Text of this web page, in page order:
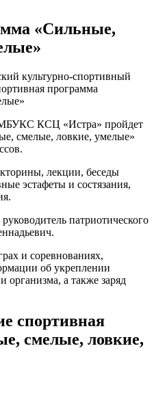
«Сильные,
культурно-спортивный
программа
МБУКС КСЦ «Истра» пройдет
смелые, ловкие, умелые»
лекции, беседы
эстафеты и состязания,
патриотического
и соревнованиях,
об укреплении
организма, а также заряд
спортивная
смелые, ловкие,